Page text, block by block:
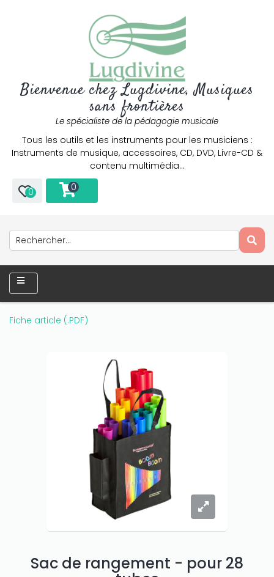
Bienvenue chez Lugdivine, Musiques
sans frontières
Le spécialiste de la pédagogie musicale
Tous les outils et les instruments pour les musiciens :
Instruments de musique, accessoires, CD, DVD, Livre-CD &
contenu multimédia…
0 0
Fiche article (.PDF)
Sac de rangement - pour 28
Only play at